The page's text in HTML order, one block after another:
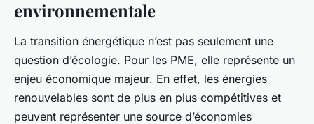
environnementale
La transition énergétique n’est pas seulement une
question d’écologie. Pour les PME, elle représente un
enjeu économique majeur. En effet, les énergies
renouvelables sont de plus en plus compétitives et
peuvent représenter une source d’économies